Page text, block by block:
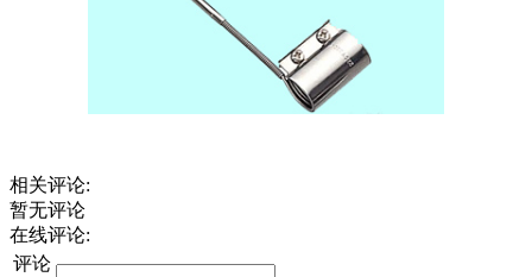
相关评论:
暂无评论
在线评论:
评论